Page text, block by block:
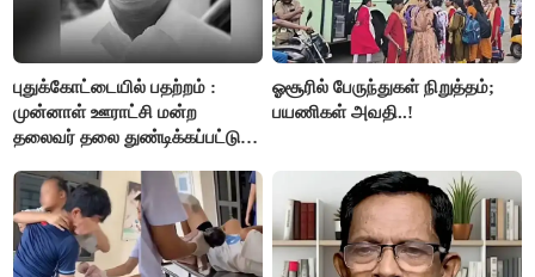
புதுக்கோட்டையில் பதற்றம் :
முன்னாள் ஊராட்சி மன்ற
தலைவர் தலை துண்டிக்கப்பட்டு
ஓசூரில் பேருந்துகள் நிறுத்தம்;
பயணிகள் அவதி..!